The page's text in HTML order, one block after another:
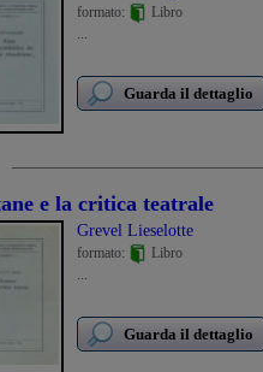
formato:
Libro
...
Guarda il dettaglio
e la critica teatrale
Grevel Lieselotte
formato:
Libro
...
Guarda il dettaglio